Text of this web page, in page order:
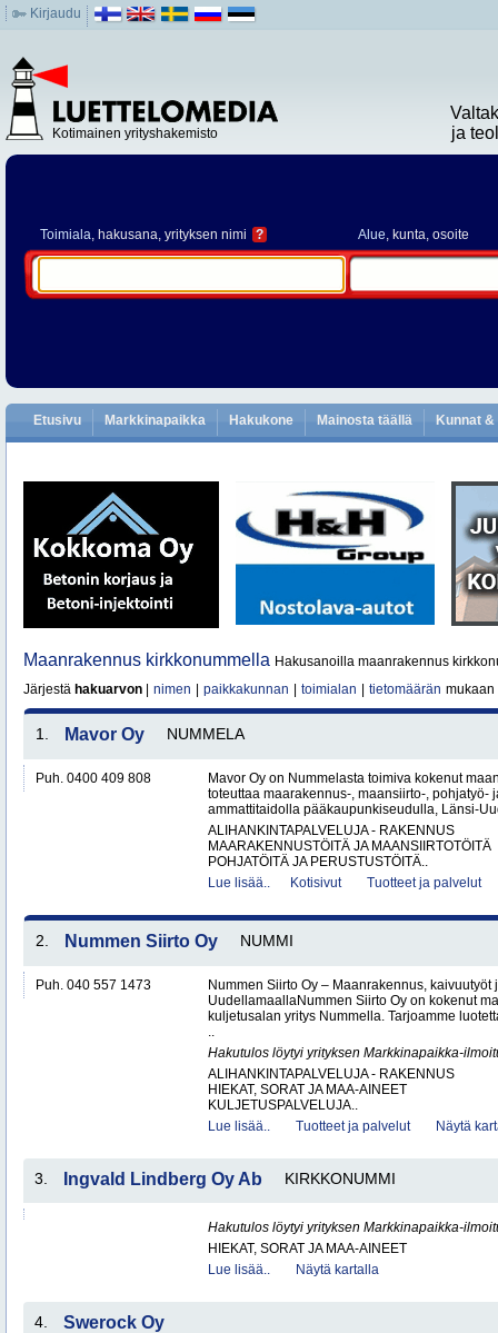
Kirjaudu
Kotimainen yrityshakemisto
ja
Toimiala, hakusana, yrityksen nimi ? Alue, kunta, osoite
Etusivu Markkinapaikka Hakukone Mainosta täällä Kunnat
Maanrakennus kirkkonummella Hakusanoilla maanrakennus
Järjestä hakuarvon nimen paikkakunnan toimialan tietomäärän mukaan
1. Mavor Oy NUMMELA
Puh. 0400 409 808
Mavor Oy on Nummelasta toimiva kokenut
toteuttaa maarakennus-, maansiirto-, pohjatyö-
ammattitaidolla pääkaupunkiseudulla, Länsi-
ALIHANKINTAPALVELUJA - RAKENNUS
MAARAKENNUSTÖITÄ JA MAANSIIRTOTÖITÄ
POHJATÖITÄ JA PERUSTUSTÖITÄ..
Lue lisää..
Kotisivut Tuotteet ja palvelut
2. Nummen Siirto Oy NUMMI
Puh. 040 557 1473
Nummen Siirto Oy – Maanrakennus,
UudellamaallaNummen Siirto Oy on kokenut
kuljetusalan yritys Nummella. Tarjoamme
..
Hakutulos löytyi yrityksen Markkinapaikka-
ALIHANKINTAPALVELUJA - RAKENNUS
HIEKAT, SORAT JA MAA-AINEET
KULJETUSPALVELUJA..
Lue lisää..
Tuotteet ja palvelut Näytä
3. Ingvald Lindberg Oy Ab KIRKKONUMMI
Hakutulos löytyi yrityksen Markkinapaikka-
HIEKAT, SORAT JA MAA-AINEET
Lue lisää..
Näytä kartalla
4. Swerock Oy